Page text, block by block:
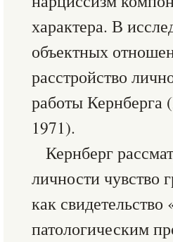
характера. В
объектных
расстройство
работы Кернберга
1971).
Кернберг
личности чувство
как свидетельство
патологическим